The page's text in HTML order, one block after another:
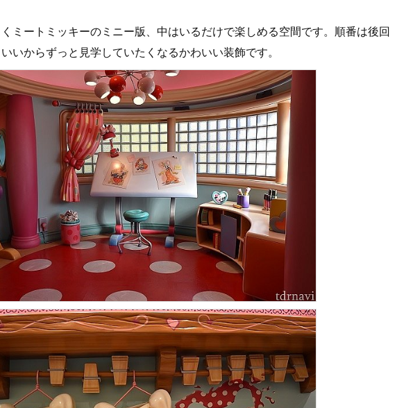
くミートミッキーのミニー版、中はいるだけで楽しめる空間です。順番は後回
いからずっと見学していたくなるかわいい装飾です。